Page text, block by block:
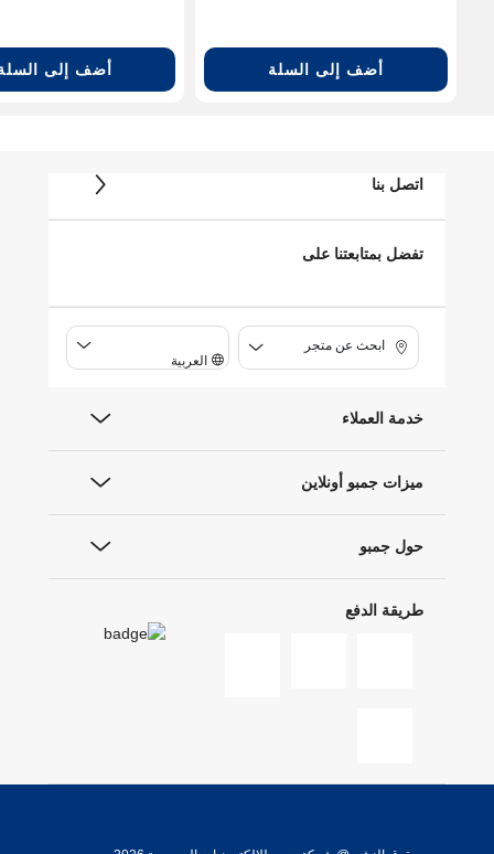
أضف إلى السلة أضف إلى
اتصل بنا
تفضل بمتابعتنا على
ابحث عن متجر
العربية
خدمة العملاء
ميزات جمبو أونلاين
حول جمبو
طريقة الدفع